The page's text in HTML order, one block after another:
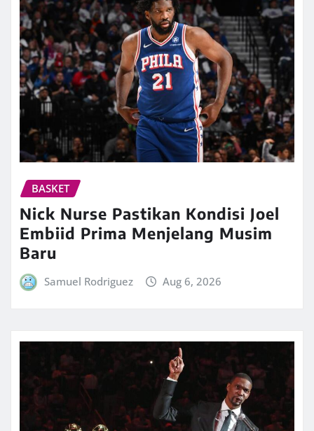
BASKET
Nick Nurse Pastikan Kondisi Joel
Embiid Prima Menjelang Musim
Baru
Samuel Rodriguez Aug 6, 2026